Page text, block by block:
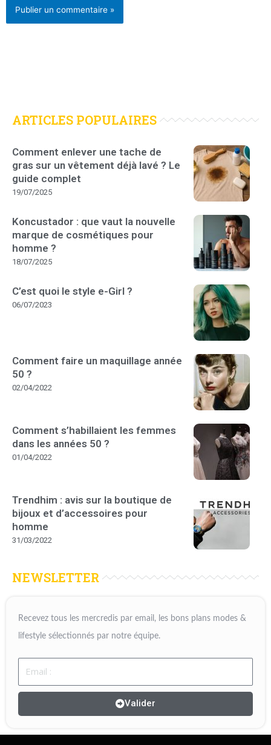
ARTICLES POPULAIRES
Comment enlever une tache de
gras sur un vêtement déjà lavé ? Le
guide complet
19/07/2025
Koncustador : que vaut la nouvelle
marque de cosmétiques pour
homme ?
18/07/2025
C’est quoi le style e-Girl ?
06/07/2023
Comment faire un maquillage année
50 ?
02/04/2022
Comment s’habillaient les femmes
dans les années 50 ?
01/04/2022
Trendhim : avis sur la boutique de
bijoux et d’accessoires pour
homme
31/03/2022
NEWSLETTER
Recevez tous les mercredis par email, les bons plans modes &
lifestyle sélectionnés par notre équipe.
Email
Valider